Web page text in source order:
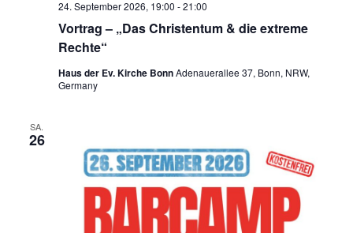
Vortrag – „Das Christentum & die extreme
Rechte“
24. September 2026, 19:00 -21:00
Haus der Ev. Kirche BonnAdenauerallee 37, Bonn, NRW,
Germany
SA.
26